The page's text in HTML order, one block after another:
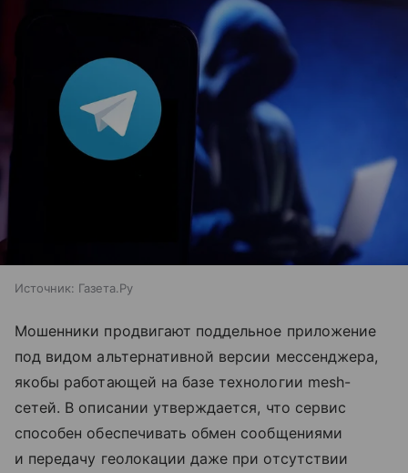
Источник: Газета.Ру
Мошенники продвигают поддельное приложение
под видом альтернативной версии мессенджера,
якобы работающей на базе технологии mesh-
сетей. В описании утверждается, что сервис
способен обеспечивать обмен сообщениями
и передачу геолокации даже при отсутствии